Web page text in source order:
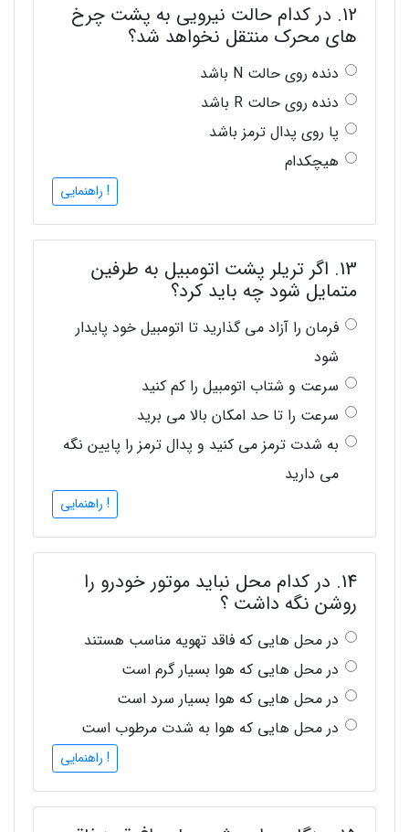
12. در کدام حالت نیرویی به پشت چرخ
های محرک منتقل نخواهد شد؟
دنده روی حالت N باشد
دنده روی حالت R باشد
پا روی پدال ترمز باشد
هیچکدام
! راهنمایی
13. اگر تریلر پشت اتومبیل به طرفین
متمایل شود چه باید کرد؟
فرمان را آزاد می گذارید تا اتومبیل خود پایدار
شود
سرعت و شتاب اتومبیل را کم کنید
سرعت را تا حد امکان بالا می برید
به شدت ترمز می کنید و پدال ترمز را پایین نگه
می دارید
! راهنمایی
14. در کدام محل نباید موتور خودرو را
روشن نگه داشت ؟
در محل هایی که فاقد تهویه مناسب هستند
در محل هایی که هوا بسیار گرم است
در محل هایی که هوا بسیار سرد است
در محل هایی که هوا به شدت مرطوب است
! راهنمایی